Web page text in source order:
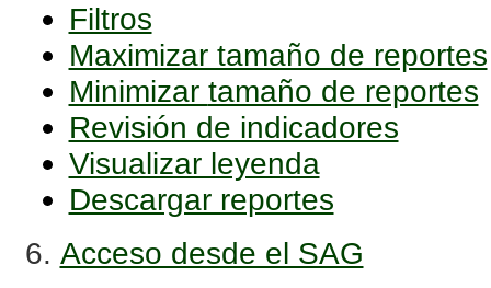
Filtros
Maximizar tamaño de reportes
Minimizar tamaño de reportes
Revisión de indicadores
Visualizar leyenda
Descargar reportes
6. Acceso desde el SAG